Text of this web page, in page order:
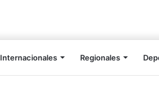
Internacionales Regionales